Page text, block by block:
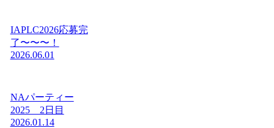
IAPLC2026応募完
了〜〜〜！
2026.06.01
NAパーティー
2025 2日目
2026.01.14